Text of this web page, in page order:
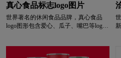
M字母汉字酒店logo设计
真心食品标志logo图片
世界著名的休闲食品品牌，真心食品
logo图形包含爱心、瓜子、嘴巴等logo